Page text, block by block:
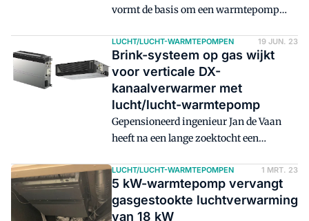
vormt de basis om een warmtepomp
wat is het juiste vermogen? Het
vermogen om een woning bij -10 °C nog
warm te krijgen, of is het beter om een
wat lager vermogen te kiezen?
LUCHT/LUCHT-WARMTEPOMPEN 19 JUN. 23
Brink-systeem op gas wijkt
voor verticale DX-
kanaalverwarmer met
lucht/lucht-warmtepomp
Gepensioneerd ingenieur Jan de Vaan
heeft na een lange zoektocht een
verduurzamen van woningen met
luchtverwarming. Met een verticale DX-
kanaalverwarmer met warmtepomp
LUCHT/LUCHT-WARMTEPOMPEN 1 MRT. 23
5 kW-warmtepomp vervangt
gasgestookte luchtverwarming
van 18 kW